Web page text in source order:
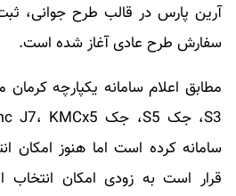
آرین پارس در قالب طرح جوانی،
سفارش طرح عادی آغاز شده است.
سامانه کرده است اما هنوز امکان